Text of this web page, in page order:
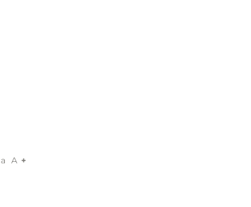
a A